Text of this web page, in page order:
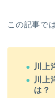
この記事で
川上
川上
は？